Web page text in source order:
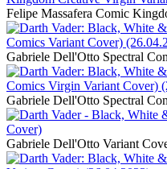
Felipe Massafera Comic
Gabriele Dell'Otto Spectral
Gabriele Dell'Otto Spectral
Gabriele Dell'Otto Variant